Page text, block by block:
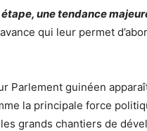
une tendance
qui leur permet
Parlement guinéen
la principale force
grands chantiers de